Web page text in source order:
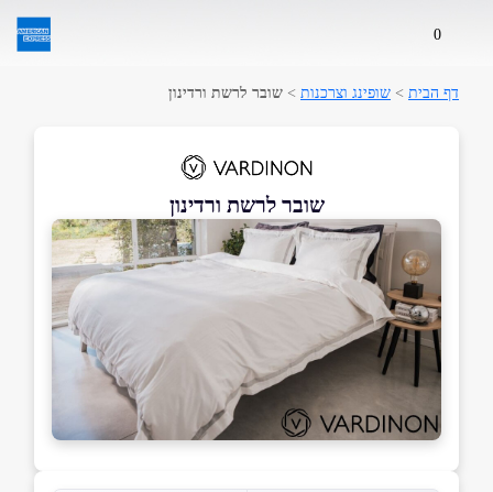
0
דף הבית > שופינג וצרכנות > שובר לרשת ורדינון
שובר לרשת ורדינון